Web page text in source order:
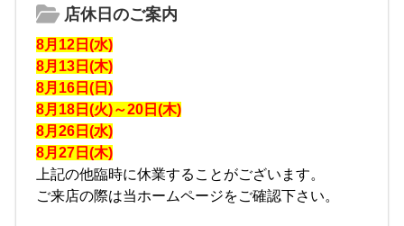
店休日のご案内
8月12日(水)
8月13日(木)
8月16日(日)
8月18日(火)～20日(木)
8月26日(水)
8月27日(木)
上記の他臨時に休業することがございます。
ご来店の際は当ホームページをご確認下さい。